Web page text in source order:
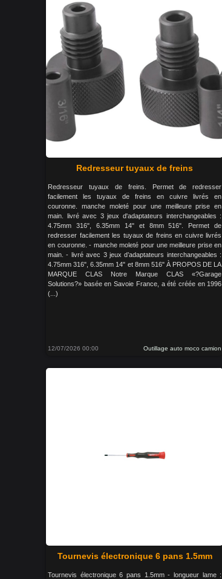
Redresseur tuyaux de freins
Redresseur tuyaux de freins. Permet de redresser
facilement les tuyaux de freins en cuivre livrés en
couronne. manche moleté pour une meilleure prise en
main. livré avec 3 jeux d'adaptateurs interchangeables :
4.75mm 316", 6.35mm 14" et 8mm 516". Permet de
redresser facilement les tuyaux de freins en cuivre livrés
en couronne. - manche moleté pour une meilleure prise en
main. - livré avec 3 jeux d’adaptateurs interchangeables :
4.75mm 316", 6.35mm 14" et 8mm 516" À PROPOS DE LA
MARQUE CLAS Notre Marque CLAS «?Garage
Solutions?» basée en Savoie France, a été créée en 1996
(...)
12/07/2026 00:00 Outillage auto moco camion
Tournevis électronique 6 pans 1.5mm
Tournevis électronique 6 pans 1.5mm - longueur lame :